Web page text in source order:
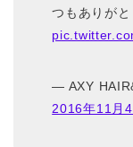
つもありが
— AXY
2016年11月4